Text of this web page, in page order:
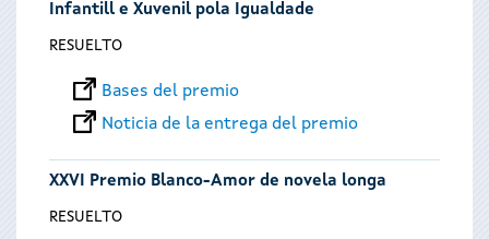
Infantill e Xuvenil pola Igualdade
RESUELTO
Bases del premio
Noticia de la entrega del premio
XXVI Premio Blanco-Amor de novela longa
RESUELTO